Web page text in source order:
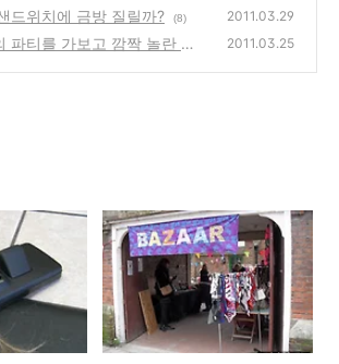
기를 듣고 보니
(0)
드위치에 금방 질릴까? (8) 2011.03.29
파티를 가보고 깜짝 놀란 이
2011.03.25